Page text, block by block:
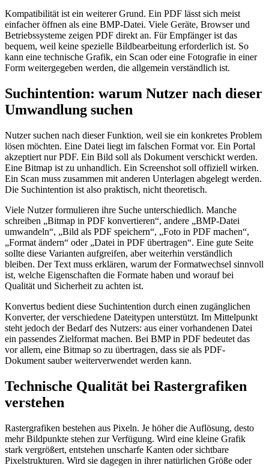
Kompatibilität ist ein weiterer Grund. Ein PDF lässt sich meist
einfacher öffnen als eine BMP-Datei. Viele Geräte, Browser und
Betriebssysteme zeigen PDF direkt an. Für Empfänger ist das
bequem, weil keine spezielle Bildbearbeitung erforderlich ist. So
kann eine technische Grafik, ein Scan oder eine Fotografie in einer
Form weitergegeben werden, die allgemein verständlich ist.
Suchintention: warum Nutzer nach dieser
Umwandlung suchen
Nutzer suchen nach dieser Funktion, weil sie ein konkretes Problem
lösen möchten. Eine Datei liegt im falschen Format vor. Ein Portal
akzeptiert nur PDF. Ein Bild soll als Dokument verschickt werden.
Eine Bitmap ist zu unhandlich. Ein Screenshot soll offiziell wirken.
Ein Scan muss zusammen mit anderen Unterlagen abgelegt werden.
Die Suchintention ist also praktisch, nicht theoretisch.
Viele Nutzer formulieren ihre Suche unterschiedlich. Manche
schreiben „Bitmap in PDF konvertieren“, andere „BMP-Datei
umwandeln“, „Bild als PDF speichern“, „Foto in PDF machen“,
„Format ändern“ oder „Datei in PDF übertragen“. Eine gute Seite
sollte diese Varianten aufgreifen, aber weiterhin verständlich
bleiben. Der Text muss erklären, warum der Formatwechsel sinnvoll
ist, welche Eigenschaften die Formate haben und worauf bei
Qualität und Sicherheit zu achten ist.
Konvertus bedient diese Suchintention durch einen zugänglichen
Konverter, der verschiedene Dateitypen unterstützt. Im Mittelpunkt
steht jedoch der Bedarf des Nutzers: aus einer vorhandenen Datei
ein passendes Zielformat machen. Bei BMP in PDF bedeutet das
vor allem, eine Bitmap so zu übertragen, dass sie als PDF-
Dokument sauber weiterverwendet werden kann.
Technische Qualität bei Rastergrafiken
verstehen
Rastergrafiken bestehen aus Pixeln. Je höher die Auflösung, desto
mehr Bildpunkte stehen zur Verfügung. Wird eine kleine Grafik
stark vergrößert, entstehen unscharfe Kanten oder sichtbare
Pixelstrukturen. Wird sie dagegen in ihrer natürlichen Größe oder